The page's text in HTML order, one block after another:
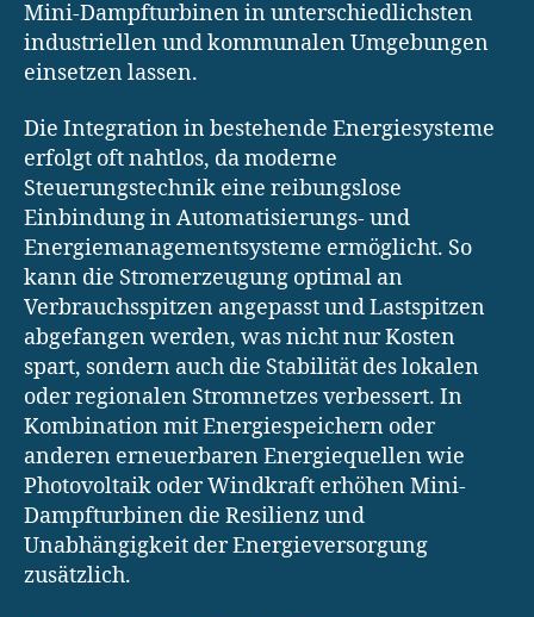
Mini-Dampfturbinen in unterschiedlichsten
industriellen und kommunalen Umgebungen
einsetzen lassen.
Die Integration in bestehende Energiesysteme
erfolgt oft nahtlos, da moderne
Steuerungstechnik eine reibungslose
Einbindung in Automatisierungs- und
Energiemanagementsysteme ermöglicht. So
kann die Stromerzeugung optimal an
Verbrauchsspitzen angepasst und Lastspitzen
abgefangen werden, was nicht nur Kosten
spart, sondern auch die Stabilität des lokalen
oder regionalen Stromnetzes verbessert. In
Kombination mit Energiespeichern oder
anderen erneuerbaren Energiequellen wie
Photovoltaik oder Windkraft erhöhen Mini-
Dampfturbinen die Resilienz und
Unabhängigkeit der Energieversorgung
zusätzlich.